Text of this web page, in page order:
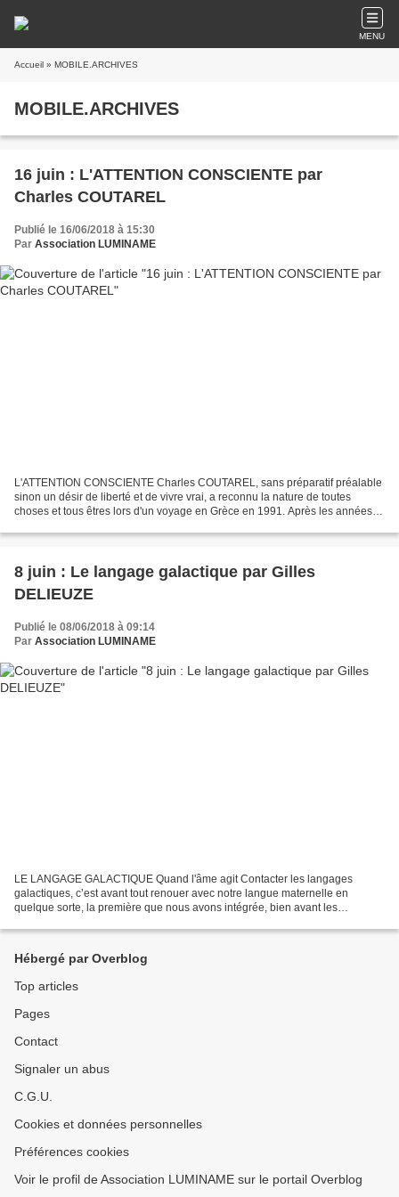
MENU
Accueil » MOBILE.ARCHIVES
MOBILE.ARCHIVES
16 juin : L'ATTENTION CONSCIENTE par
Charles COUTAREL
Publié le 16/06/2018 à 15:30
Par Association LUMINAME
L'ATTENTION CONSCIENTE Charles COUTAREL, sans préparatif préalable
sinon un désir de liberté et de vivre vrai, a reconnu la nature de toutes
choses et tous êtres lors d'un voyage en Grèce en 1991. Après les années
8 juin : Le langage galactique par Gilles
DELIEUZE
Publié le 08/06/2018 à 09:14
Par Association LUMINAME
LE LANGAGE GALACTIQUE Quand l'âme agit Contacter les langages
galactiques, c’est avant tout renouer avec notre langue maternelle en
quelque sorte, la première que nous avons intégrée, bien avant les
Hébergé par Overblog
Top articles
Pages
Contact
Signaler un abus
C.G.U.
Cookies et données personnelles
Préférences cookies
Voir le profil de Association LUMINAME sur le portail Overblog